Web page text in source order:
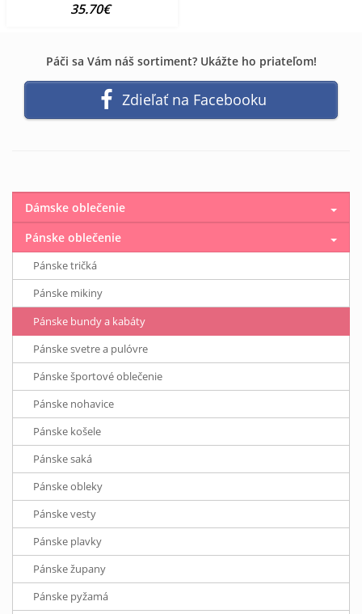
35.70€
Páči sa Vám náš sortiment? Ukážte ho priateľom!
Zdieľať na Facebooku
Dámske oblečenie
Pánske oblečenie
Pánske tričká
Pánske mikiny
Pánske bundy a kabáty
Pánske svetre a pulóvre
Pánske športové oblečenie
Pánske nohavice
Pánske košele
Pánske saká
Pánske obleky
Pánske vesty
Pánske plavky
Pánske župany
Pánske pyžamá